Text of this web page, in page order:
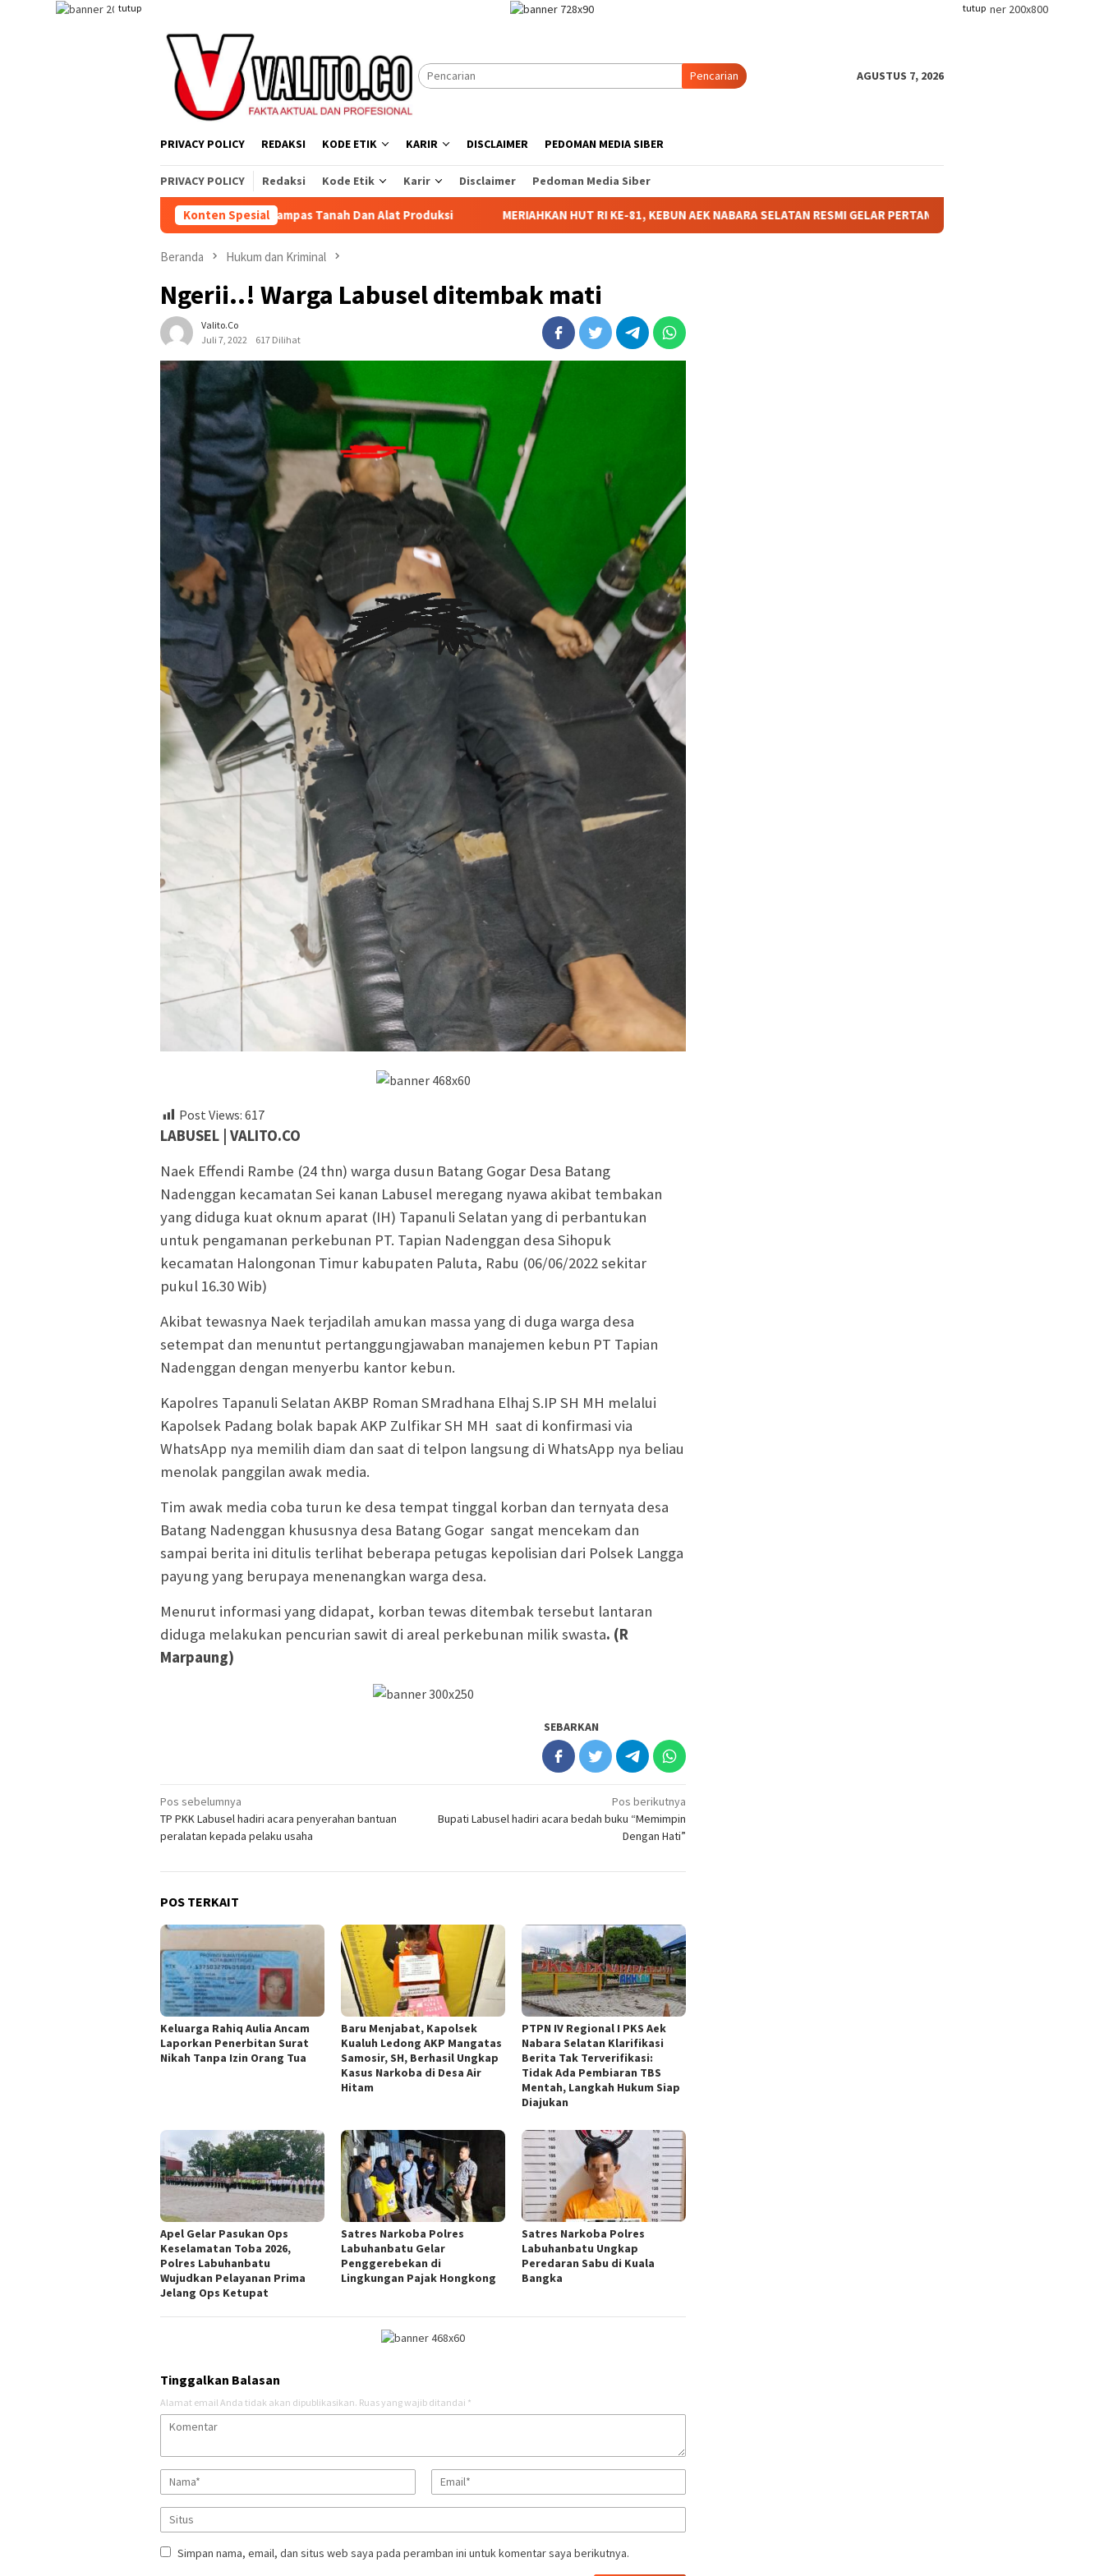
tutup tutup
Pencarian AGUSTUS 7, 2026
PRIVACY POLICY REDAKSI KODE ETIK KARIR DISCLAIMER PEDOMAN MEDIA SIBER
PRIVACY POLICY Redaksi Kode Etik Karir Disclaimer Pedoman Media Siber
Konten Spesial
Tetapi Sistem yang Merampas Tanah Dan Alat Produksi MERIAHKAN HUT RI KE-81, KEBUN AEK NABARA SELATAN RESMI GELAR PERTANDINGAN OLAHRAGA ANTAR BAGIAN DAN AFDELING
Beranda Hukum dan Kriminal
Ngerii..! Warga Labusel ditembak mati
Valito.co
Juli 7, 2022
617 Dilihat
Post Views: 617
LABUSEL | VALITO.CO
Naek Effendi Rambe (24 thn) warga dusun Batang Gogar Desa Batang
Nadenggan kecamatan Sei kanan Labusel meregang nyawa akibat tembakan
yang diduga kuat oknum aparat (IH) Tapanuli Selatan yang di perbantukan
untuk pengamanan perkebunan PT. Tapian Nadenggan desa Sihopuk
kecamatan Halongonan Timur kabupaten Paluta, Rabu (06/06/2022 sekitar
pukul 16.30 Wib)
Akibat tewasnya Naek terjadilah amukan massa yang di duga warga desa
setempat dan menuntut pertanggungjawaban manajemen kebun PT Tapian
Nadenggan dengan menyerbu kantor kebun.
Kapolres Tapanuli Selatan AKBP Roman SMradhana Elhaj S.IP SH MH melalui
Kapolsek Padang bolak bapak AKP Zulfikar SH MH saat di konfirmasi via
WhatsApp nya memilih diam dan saat di telpon langsung di WhatsApp nya beliau
menolak panggilan awak media.
Tim awak media coba turun ke desa tempat tinggal korban dan ternyata desa
Batang Nadenggan khususnya desa Batang Gogar sangat mencekam dan
sampai berita ini ditulis terlihat beberapa petugas kepolisian dari Polsek Langga
payung yang berupaya menenangkan warga desa.
Menurut informasi yang didapat, korban tewas ditembak tersebut lantaran
diduga melakukan pencurian sawit di areal perkebunan milik swasta. (R
Marpaung)
SEBARKAN
Navigasi
pos
Pos sebelumnya
TP PKK Labusel hadiri acara penyerahan bantuan
peralatan kepada pelaku usaha
Pos berikutnya
Bupati Labusel hadiri acara bedah buku “Memimpin
Dengan Hati”
POS TERKAIT
Keluarga Rahiq Aulia Ancam
Laporkan Penerbitan Surat
Nikah Tanpa Izin Orang Tua
Baru Menjabat, Kapolsek
Kualuh Ledong AKP Mangatas
Samosir, SH, Berhasil Ungkap
Kasus Narkoba di Desa Air
Hitam
PTPN IV Regional I PKS Aek
Nabara Selatan Klarifikasi
Berita Tak Terverifikasi:
Tidak Ada Pembiaran TBS
Mentah, Langkah Hukum Siap
Diajukan
Apel Gelar Pasukan Ops
Keselamatan Toba 2026,
Polres Labuhanbatu
Wujudkan Pelayanan Prima
Jelang Ops Ketupat
Satres Narkoba Polres
Labuhanbatu Gelar
Penggerebekan di
Lingkungan Pajak Hongkong
Satres Narkoba Polres
Labuhanbatu Ungkap
Peredaran Sabu di Kuala
Bangka
Tinggalkan Balasan
Alamat email Anda tidak akan dipublikasikan. Ruas yang wajib ditandai *
Simpan nama, email, dan situs web saya pada peramban ini untuk komentar saya berikutnya.